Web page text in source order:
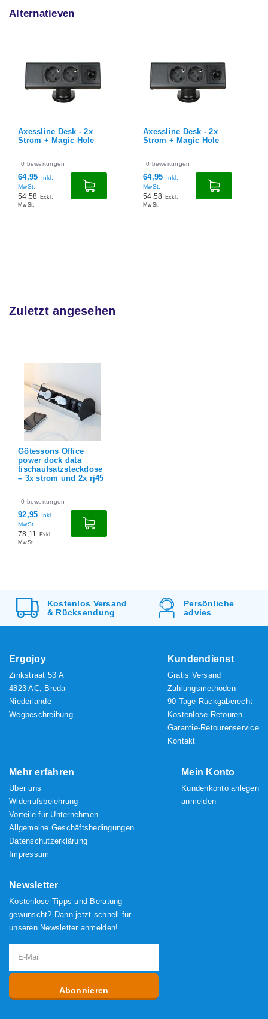
Alternatieven
Axessline Desk - 2x
Strom + Magic Hole
0 bewertungen
64,95
Inkl.
MwSt.
54,58 Exkl.
MwSt.
Axessline Desk - 2x
Strom + Magic Hole
0 bewertungen
64,95
Inkl.
MwSt.
54,58 Exkl.
MwSt.
Zuletzt angesehen
Götessons Office
power dock data
tischaufsatzsteckdose
– 3x strom und 2x rj45
0 bewertungen
92,95
Inkl.
MwSt.
78,11
Exkl.
MwSt.
Kostenlos Versand
& Rücksendung
Persönliche
advies
Ergojoy
Zinkstraat 53 A
4823 AC, Breda
Niederlande
Wegbeschreibung
Kundendienst
Gratis Versand
Zahlungsmethoden
90 Tage Rückgaberecht
Kostenlose Retouren
Garantie-Retourenservice
Kontakt
Mehr erfahren
Über uns
Widerrufsbelehrung
Vorteile für Unternehmen
Allgemeine Geschäftsbedingungen
Datenschutzerklärung
Impressum
Mein Konto
Kundenkonto anlegen
anmelden
Newsletter
Kostenlose Tipps und Beratung
gewünscht? Dann jetzt schnell für
unseren Newsletter anmelden!
Abonnieren